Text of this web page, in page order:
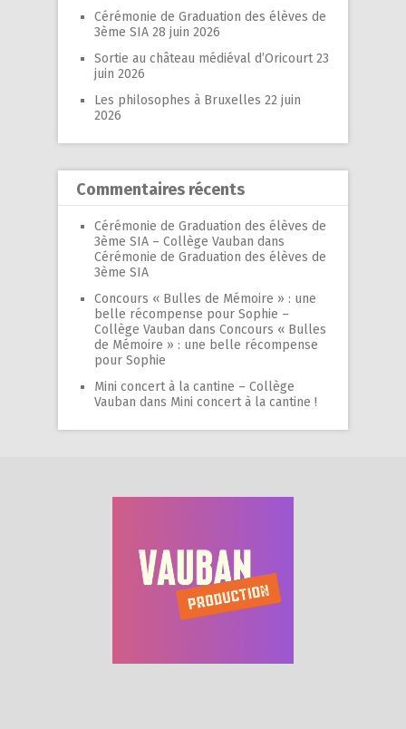
Cérémonie de Graduation des élèves de
3ème SIA 28 juin 2026
Sortie au château médiéval d’Oricourt 23
juin 2026
Les philosophes à Bruxelles 22 juin
2026
Commentaires récents
Cérémonie de Graduation des élèves de
3ème SIA – Collège Vauban dans
Cérémonie de Graduation des élèves de
3ème SIA
Concours « Bulles de Mémoire » : une
belle récompense pour Sophie –
Collège Vauban dans Concours « Bulles
de Mémoire » : une belle récompense
pour Sophie
Mini concert à la cantine – Collège
Vauban dans Mini concert à la cantine !